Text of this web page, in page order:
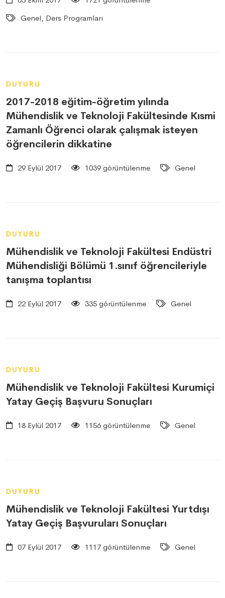
Genel, Ders Programları
DUYURU
2017-2018 eğitim-öğretim yılında
Mühendislik ve Teknoloji Fakültesinde Kısmi
Zamanlı Öğrenci olarak çalışmak isteyen
öğrencilerin dikkatine
29 Eylül 2017 1039 görüntülenme Genel
DUYURU
Mühendislik ve Teknoloji Fakültesi Endüstri
Mühendisliği Bölümü 1.sınıf öğrencileriyle
tanışma toplantısı
22 Eylül 2017 335 görüntülenme Genel
DUYURU
Mühendislik ve Teknoloji Fakültesi Kurumiçi
Yatay Geçiş Başvuru Sonuçları
18 Eylül 2017 1156 görüntülenme Genel
DUYURU
Mühendislik ve Teknoloji Fakültesi Yurtdışı
Yatay Geçiş Başvuruları Sonuçları
07 Eylül 2017 1117 görüntülenme Genel